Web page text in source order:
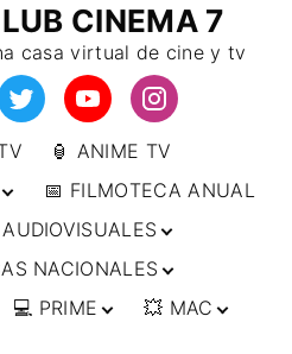
CINEMA 7
casa virtual de cine y tv
🏮 ANIME TV
📅 FILMOTECA ANUAL
NACIONALES
💻 PRIME 💥 MAC